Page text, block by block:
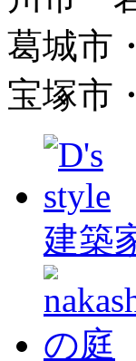
葛城市
宝塚市
建築